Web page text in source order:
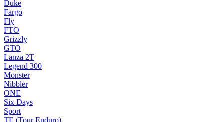
Duke
Fargo
Fly
FTO
Grizzly
GTO
Lanza 2T
Legend 300
Monster
Nibbler
ONE
Six Days
Sport
TE (Tour Enduro)